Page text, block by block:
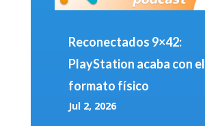
Reconectados 9×42:
PlayStation acaba con el
formato físico
Jul 2, 2026